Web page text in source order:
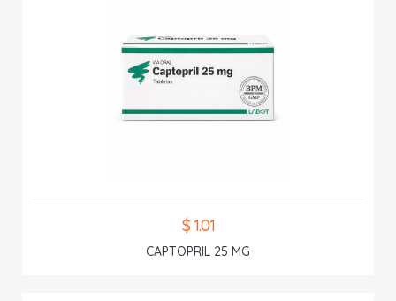
$ 1.01
CAPTOPRIL 25 MG